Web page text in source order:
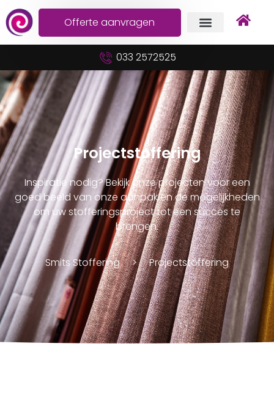
Offerte aanvragen
033 2572525
Projectstoffering
Inspiratie nodig? Bekijk onze projecten voor een
goed beeld van onze aanpak en de mogelijkheden
om uw stofferingsproject tot een succes te
brengen.
Smits Stoffering Projectstoffering